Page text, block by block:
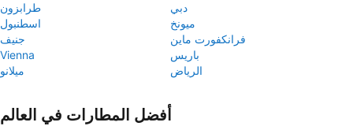
طرابزون
دبي
اسطنبول
ميونخ
جنيف
فرانكفورت ماين
Vienna
باريس
ميلانو
الرياض
أفضل المطارات في العالم